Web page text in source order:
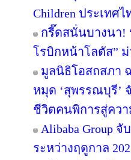
Children ประเทศ
กรี๊ดสนั่นบางนา!
โรบิกหน้าโลตัส”
มูลนิธิโอสถสภา
หมุด ‘สุพรรณบุรี’
ชีวิตคนพิการสู่ควา
Alibaba Group
ระหว่างฤดูกาล